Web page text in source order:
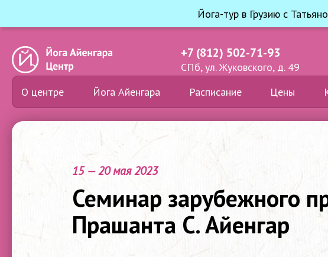
Йога-тур в Грузию с
+7 (812) 502-71-93
СПб, ул. Жуковского, д. 49
О центре Йога Айенгара Расписание Цены
15 — 20 мая 2023
Семинар зарубежного
Прашанта С. Айенгар